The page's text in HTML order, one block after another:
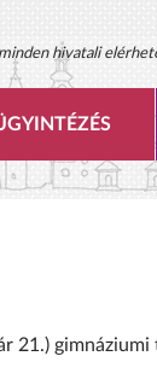
hivatali
21.) gimnáziumi